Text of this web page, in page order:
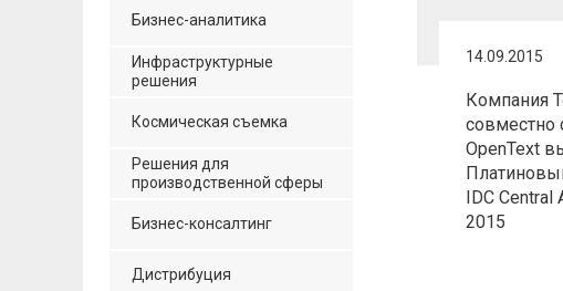
Бизнес-аналитика
Инфраструктурные
решения
Космическая съемка
Решения для
производственной сферы
Бизнес-консалтинг
Дистрибуция
14.09.2015
Компания
совместно
OpenText
IDC Central
2015